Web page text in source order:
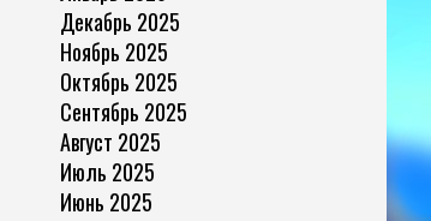
Декабрь 2025
Ноябрь 2025
Октябрь 2025
Сентябрь 2025
Август 2025
Июль 2025
Июнь 2025